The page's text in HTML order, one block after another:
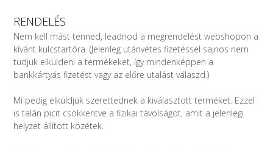
RENDELÉS
Nem kell mást tenned, leadnod a megrendelést webshopon a
kívánt kulcstartóra. (Jelenleg utánvétes fizetéssel sajnos nem
tudjuk elküldeni a termékeket, így mindenképpen a
bankkártyás fizetést vagy az előre utalást válaszd.)
Mi pedig elküldjük szerettednek a kiválasztott terméket. Ezzel
is talán picit csökkentve a fizikai távolságot, amit a jelenlegi
helyzet állított közétek.